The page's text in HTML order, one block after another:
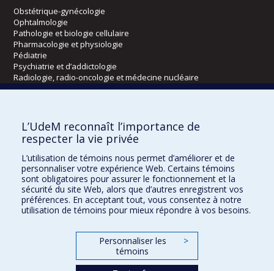
Obstétrique-gynécologie
Ophtalmologie
Pathologie et biologie cellulaire
Pharmacologie et physiologie
Pédiatrie
Psychiatrie et d’addictologie
Radiologie, radio-oncologie et médecine nucléaire
Écoles
Kinésiologie et des sciences de l’activité physique
Orthophonie et audiologie
Réadaptation
Directions
DPC
CPASS
L’UdeM reconnaît l’importance de
respecter la vie privée
L’utilisation de témoins nous permet d’améliorer et de
personnaliser votre expérience Web. Certains témoins
sont obligatoires pour assurer le fonctionnement et la
sécurité du site Web, alors que d’autres enregistrent vos
préférences. En acceptant tout, vous consentez à notre
utilisation de témoins pour mieux répondre à vos besoins.
Personnaliser les
témoins
>